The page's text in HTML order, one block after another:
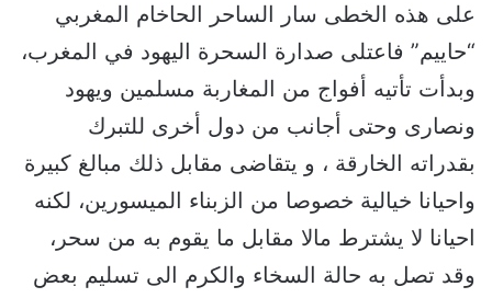
على هذه الخطى سار الساحر الحاخام المغربي
“حاييم” فاعتلى صدارة السحرة اليهود في المغرب،
وبدأت تأتيه أفواج من المغاربة مسلمين ويهود
ونصارى وحتى أجانب من دول أخرى للتبرك
بقدراته الخارقة ، و يتقاضى مقابل ذلك مبالغ كبيرة
واحيانا خيالية خصوصا من الزبناء الميسورين، لكنه
احيانا لا يشترط مالا مقابل ما يقوم به من سحر،
وقد تصل به حالة السخاء والكرم الى تسليم بعض